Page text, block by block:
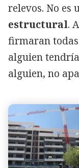
relevos. No es
estructural.
firmaran todas
alguien
alguien, no